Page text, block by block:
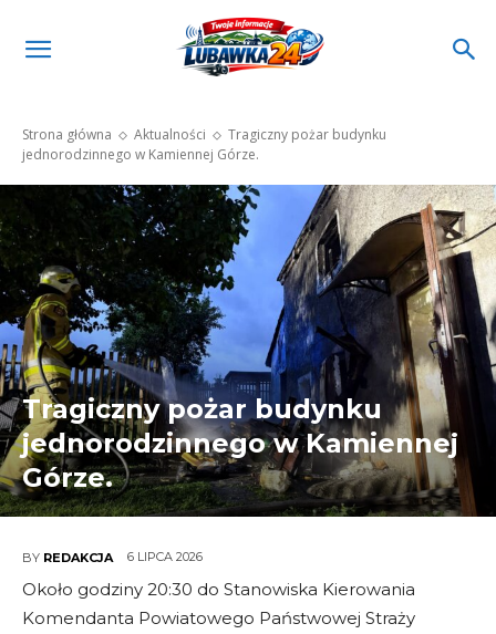
Strona główna Aktualności
Tragiczny pożar budynku
jednorodzinnego w Kamiennej Górze.
Tragiczny pożar budynku
jednorodzinnego w Kamiennej
Górze.
BY REDAKCJA 6 LIPCA 2026
Około godziny 20:30 do Stanowiska Kierowania
Komendanta Powiatowego Państwowej Straży